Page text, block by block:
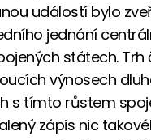
událostí bylo
jednání
státech. Trh
výnosech
s tímto růstem
zápis nic